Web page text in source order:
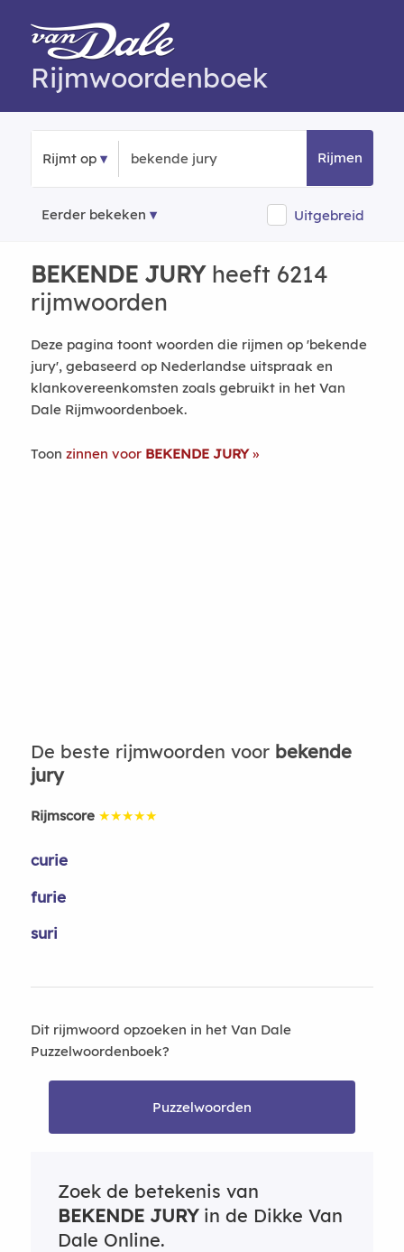
Rijmwoordenboek
Rijmt op Rijmen
Eerder bekeken Uitgebreid
BEKENDE JURYheeft 6214
rijmwoorden
Deze pagina toont woorden die rijmen op 'bekende
jury', gebaseerd op Nederlandse uitspraak en
klankovereenkomsten zoals gebruikt in het Van
Dale Rijmwoordenboek.
Toon zinnen voor BEKENDE JURY
De beste rijmwoorden voor bekende
jury
Rijmscore ★★★★★
curie
furie
suri
Dit rijmwoord opzoeken in het Van Dale
Puzzelwoordenboek?
Puzzelwoorden
Zoek de betekenis van
BEKENDE JURYin de Dikke Van
Dale Online.